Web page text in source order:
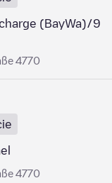
(BayWa)/9
4770
4770